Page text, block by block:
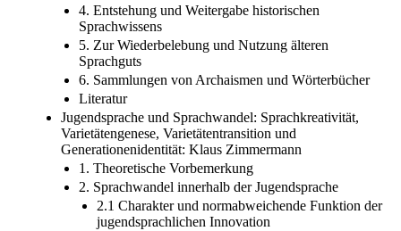
4. Entstehung und Weitergabe historischen
Sprachwissens
5. Zur Wiederbelebung und Nutzung älteren
Sprachguts
6. Sammlungen von Archaismen und Wörterbücher
Literatur
Jugendsprache und Sprachwandel: Sprachkreativität,
Varietätengenese, Varietätentransition und
Generationenidentität: Klaus Zimmermann
1. Theoretische Vorbemerkung
2. Sprachwandel innerhalb der Jugendsprache
2.1 Charakter und normabweichende Funktion der
jugendsprachlichen Innovation